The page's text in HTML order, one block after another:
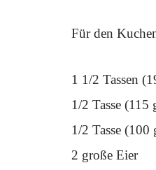
Für den
1 1/2 Tassen
1/2 Tasse (115
1/2 Tasse (100
2 große Eier